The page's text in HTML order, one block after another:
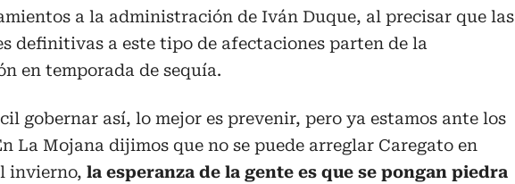
a la administración de Iván Duque, al precisar que las
definitivas a este tipo de afectaciones parten de la
en temporada de sequía.
gobernar así, lo mejor es prevenir, pero ya estamos ante los
La Mojana dijimos que no se puede arreglar Caregato en
invierno, la esperanza de la gente es que se pongan piedra